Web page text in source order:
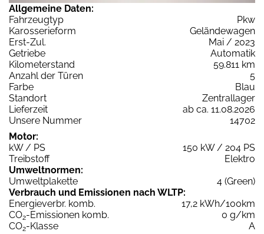
Allgemeine Daten:
Fahrzeugtyp
Pkw
Karosserieform
Geländewagen
Erst-Zul.
Mai / 2023
Getriebe
Automatik
Kilometerstand
59.811 km
Anzahl der Türen
5
Farbe
Blau
Standort
Zentrallager
Lieferzeit
ab ca. 11.08.2026
Unsere Nummer
14702
Motor:
kW / PS
150 kW / 204 PS
Treibstoff
Elektro
Umweltnormen:
Umweltplakette
4 (Green)
Verbrauch und Emissionen nach WLTP:
Energieverbr. komb.
17,2 kWh/100km
CO2-Emissionen komb.
0 g/km
CO2-Klasse
A